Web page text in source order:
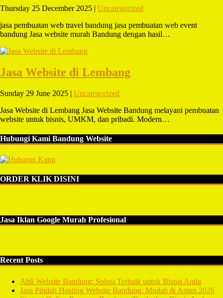
Thursday 25 December 2025 | Uncategorized
jasa pembuatan web travel bandung jasa pembuatan web event
bandung Jasa website murah Bandung dengan hasil…
Jasa Website di Lembang
Sunday 29 June 2025 | Uncategorized
Jasa Website di Lembang Jasa Website Bandung melayani pembuatan
website untuk bisnis, UMKM, dan pribadi. Modern…
Hubungi Kami Bandung Website
ORDER KLIK DISINI
Jasa Iklan Google Murah Profesional
Recent Posts
Ahli Website Bandung: Solusi Terbaik untuk Bisnis Anda
Jasa Pindah Hosting Website Bandung: Mudah & Aman 2026